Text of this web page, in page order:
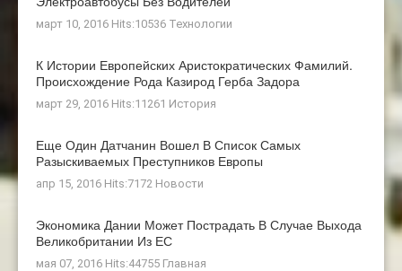
март 10, 2016 Hits:10536 Технологии
К Истории Европейских Аристократических Фамилий.
Происхождение Рода Казирод Герба Задора
март 29, 2016 Hits:11261 История
Еще Один Датчанин Вошел В Список Самых
Разыскиваемых Преступников Европы
апр 15, 2016 Hits:7172 Новости
Экономика Дании Может Пострадать В Случае Выхода
Великобритании Из ЕС
мая 07, 2016 Hits:44755 Главная